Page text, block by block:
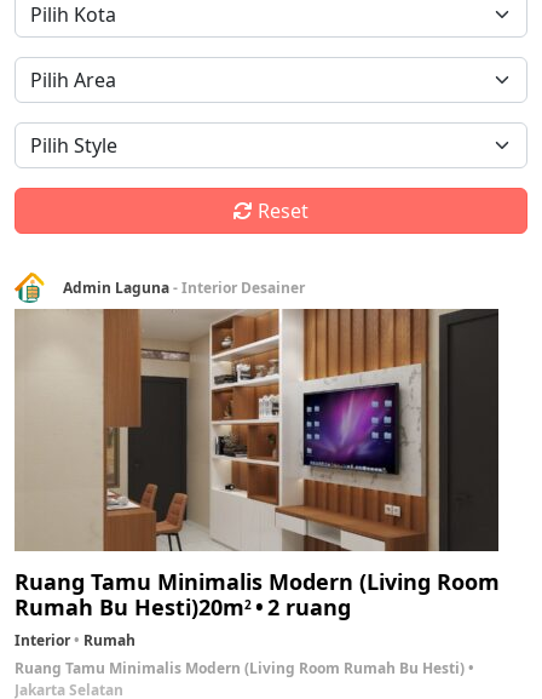
Reset
Admin Laguna- Interior Desainer
Ruang Tamu Minimalis Modern (Living Room
Rumah Bu Hesti)20m2 2 ruang
Interior
Rumah
Ruang Tamu Minimalis Modern (Living Room Rumah Bu Hesti)
Jakarta Selatan